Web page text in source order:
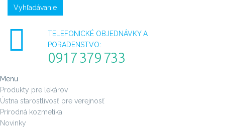
Vyhľadávanie
TELEFONICKÉ OBJEDNÁVKY A
PORADENSTVO:
0917 379 733
Menu
Produkty pre lekárov
Ústna starostlivosť pre verejnosť
Prírodná kozmetika
Novinky